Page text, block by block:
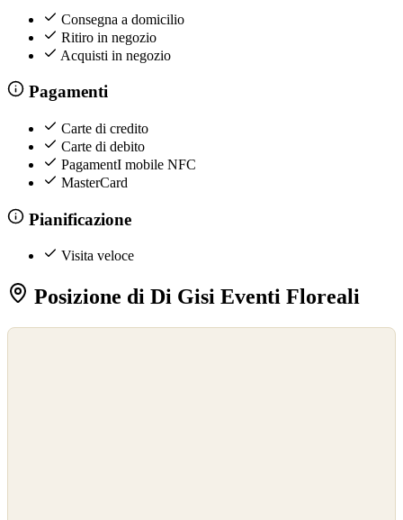
Consegna a domicilio
Ritiro in negozio
Acquisti in negozio
Pagamenti
Carte di credito
Carte di debito
PagamentI mobile NFC
MasterCard
Pianificazione
Visita veloce
Posizione di Di Gisi Eventi Floreali